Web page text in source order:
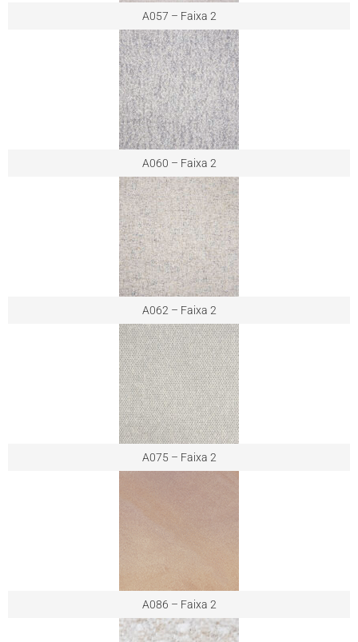
A057 – Faixa 2
A060 – Faixa 2
A062 – Faixa 2
A075 – Faixa 2
A086 – Faixa 2